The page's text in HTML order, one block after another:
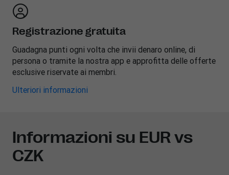
Registrazione gratuita
Guadagna punti ogni volta che invii denaro online, di
persona o tramite la nostra app e approfitta delle offerte
esclusive riservate ai membri.
Ulteriori informazioni
Informazioni su EUR vs
CZK